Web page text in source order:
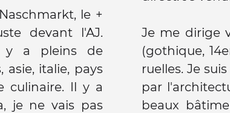
le +
devant l'AJ.
y a pleins de
italie, pays
Il y a
je ne vais pas
Je me dirige
(gothique,
ruelles. Je
par
beaux